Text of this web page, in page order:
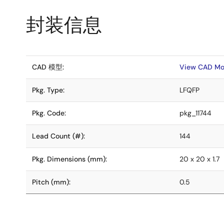
封装信息
CAD 模型: View CAD
Pkg. Type: LFQFP
Pkg. Code: pkg_11744
Lead Count (#): 144
Pkg. Dimensions (mm): 20 x 20 x 1.7
Pitch (mm): 0.5